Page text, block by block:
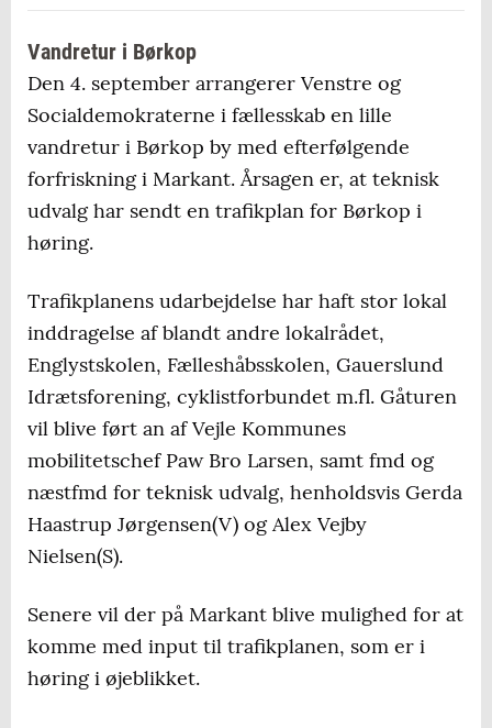
Vandretur i Børkop
Den 4. september arrangerer Venstre og
Socialdemokraterne i fællesskab en lille
vandretur i Børkop by med efterfølgende
forfriskning i Markant. Årsagen er, at teknisk
udvalg har sendt en trafikplan for Børkop i
høring.
Trafikplanens udarbejdelse har haft stor lokal
inddragelse af blandt andre lokalrådet,
Englystskolen, Fælleshåbsskolen, Gauerslund
Idrætsforening, cyklistforbundet m.fl. Gåturen
vil blive ført an af Vejle Kommunes
mobilitetschef Paw Bro Larsen, samt fmd og
næstfmd for teknisk udvalg, henholdsvis Gerda
Haastrup Jørgensen(V) og Alex Vejby
Nielsen(S).
Senere vil der på Markant blive mulighed for at
komme med input til trafikplanen, som er i
høring i øjeblikket.